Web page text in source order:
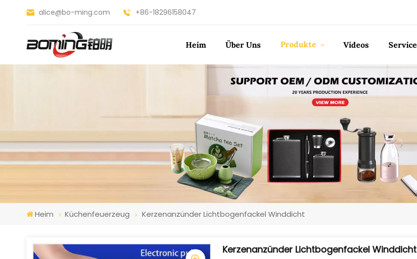
alice@bo-ming.com +86-18296158047
Heim Über Uns Produkte Videos Service
Heim Küchenfeuerzeug Kerzenanzünder Lichtbogenfackel Winddicht
Kerzenanzünder Lichtbogenfackel Winddicht